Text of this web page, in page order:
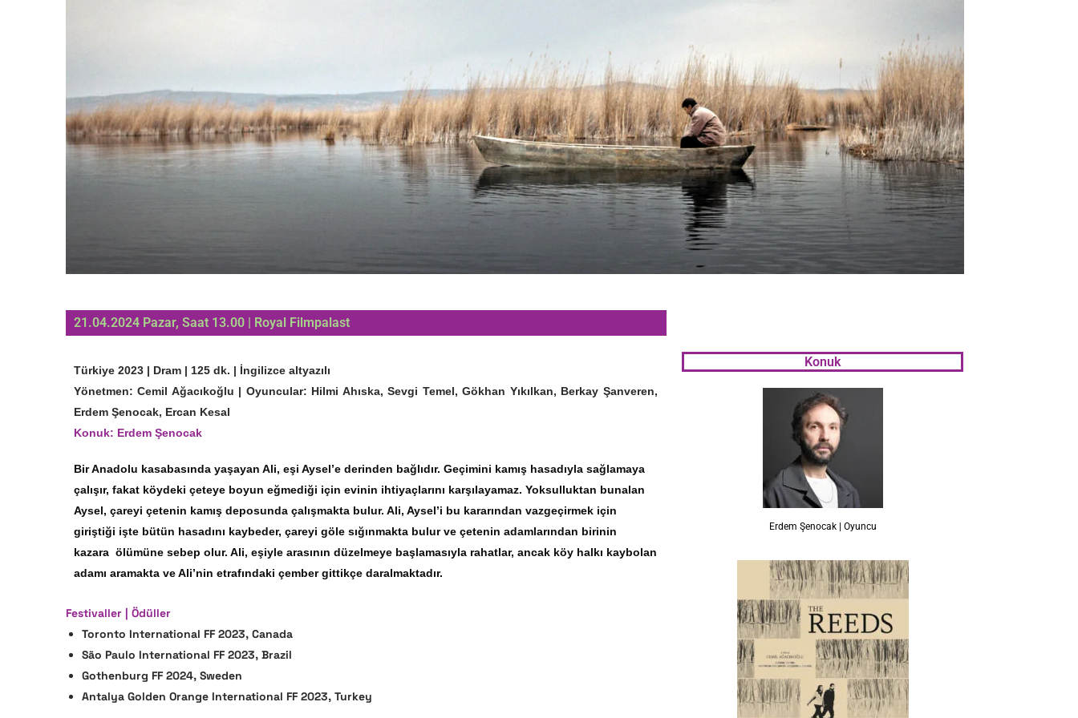
21.04.2024 Pazar, Saat 13.00 | Royal Filmpalast
Türkiye 2023 | Dram | 125 dk. | İngilizce altyazılı
Yönetmen: Cemil Ağacıkoğlu | Oyuncular: Hilmi Ahıska, Sevgi Temel, Gökhan Yıkılkan, Berkay Şanveren,
Erdem Şenocak, Ercan Kesal
Konuk: Erdem Şenocak
Bir Anadolu kasabasında yaşayan Ali, eşi Aysel’e derinden bağlıdır. Geçimini kamış hasadıyla sağlamaya
çalışır, fakat köydeki çeteye boyun eğmediği için evinin ihtiyaçlarını karşılayamaz. Yoksulluktan bunalan
Aysel, çareyi çetenin kamış deposunda çalışmakta bulur. Ali, Aysel’i bu kararından vazgeçirmek için
giriştiği işte bütün hasadını kaybeder, çareyi göle sığınmakta bulur ve çetenin adamlarından birinin
kazara ölümüne sebep olur. Ali, eşiyle arasının düzelmeye başlamasıyla rahatlar, ancak köy halkı kaybolan
adamı aramakta ve Ali’nin etrafındaki çember gittikçe daralmaktadır.
Festivaller | Ödüller
Toronto International FF 2023, Canada
São Paulo International FF 2023, Brazil
Gothenburg FF 2024, Sweden
Antalya Golden Orange International FF 2023, Turkey
Konuk
Erdem Şenocak | Oyuncu